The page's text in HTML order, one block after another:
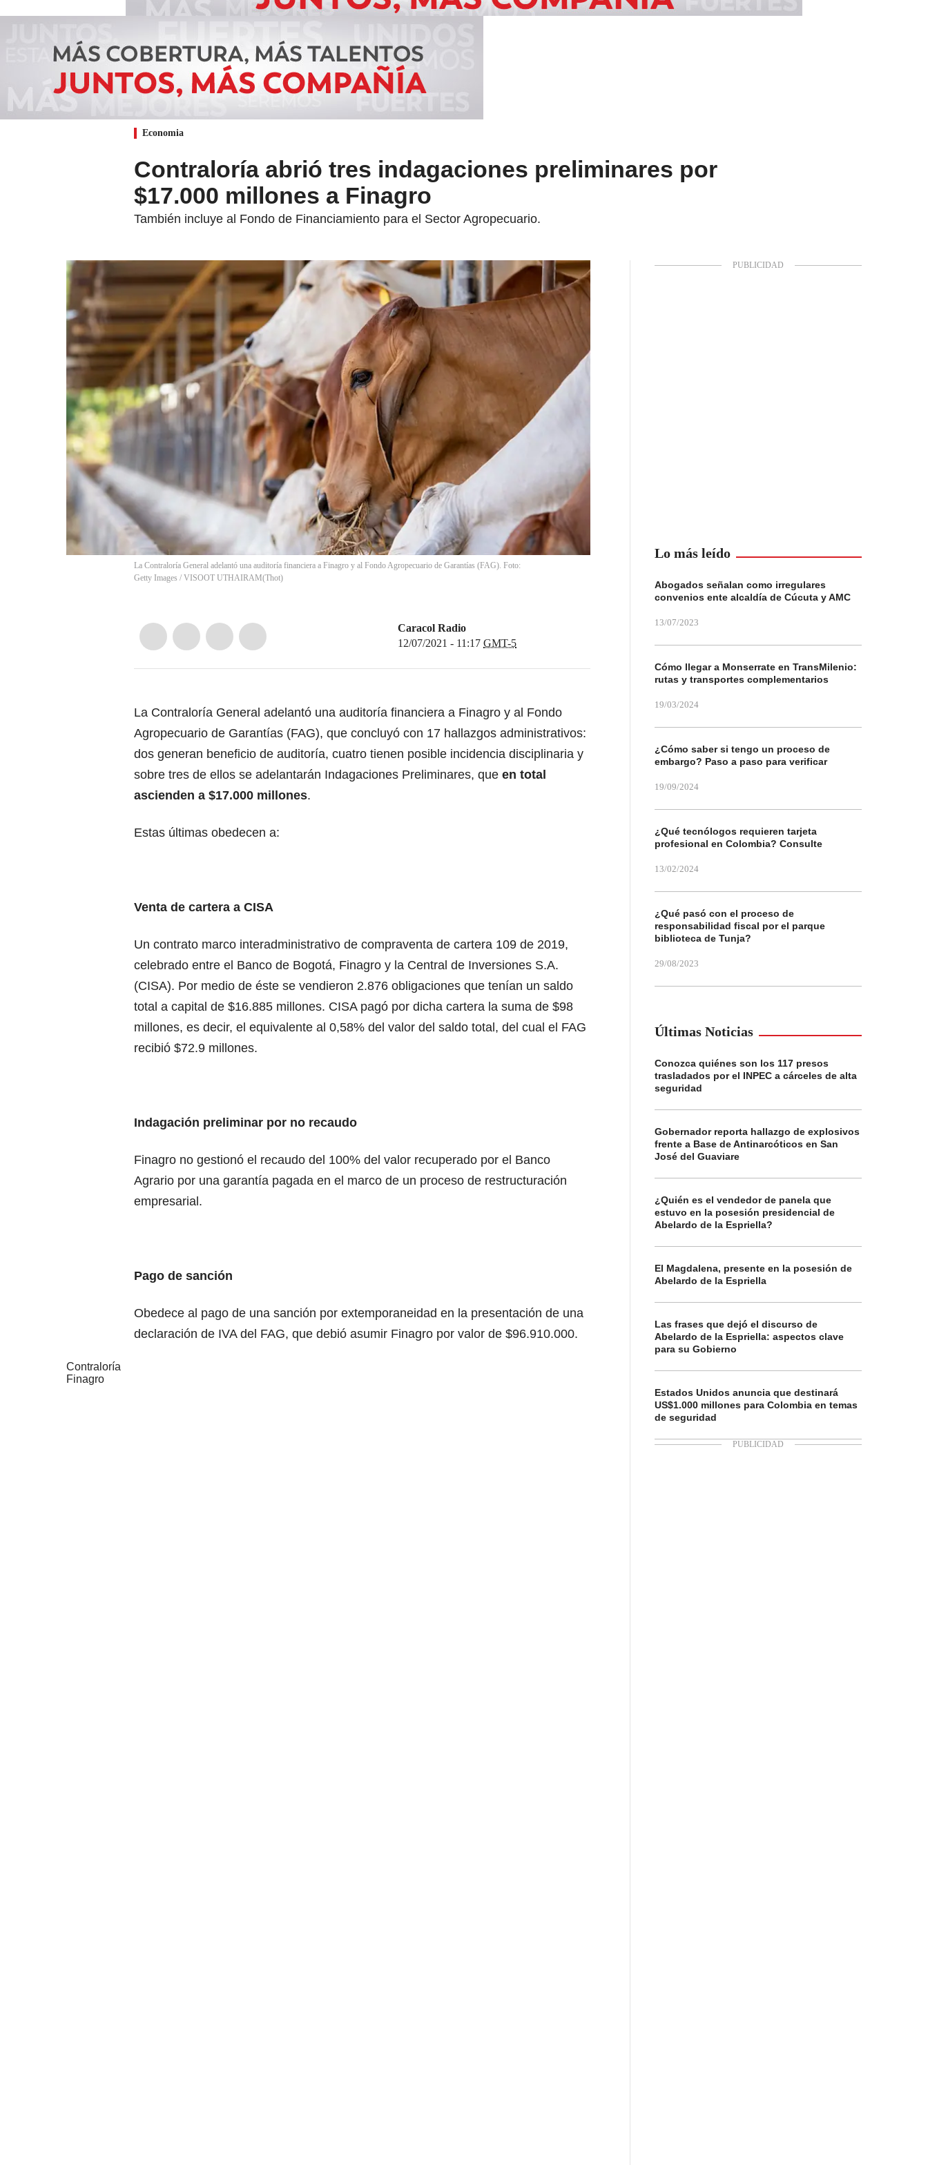
Economia
Contraloría abrió tres indagaciones preliminares por
$17.000 millones a Finagro
También incluye al Fondo de Financiamiento para el Sector Agropecuario.
La Contraloría General adelantó una auditoría financiera a Finagro y al Fondo Agropecuario de Garantías (FAG). Foto:
Getty Images / VISOOT UTHAIRAM(Thot)
Caracol Radio
12/07/2021 - 11:17 GMT-5
La Contraloría General adelantó una auditoría financiera a Finagro y al Fondo
Agropecuario de Garantías (FAG), que concluyó con 17 hallazgos administrativos:
dos generan beneficio de auditoría, cuatro tienen posible incidencia disciplinaria y
sobre tres de ellos se adelantarán Indagaciones Preliminares, que en total
ascienden a $17.000 millones.
Estas últimas obedecen a:
Venta de cartera a CISA
Un contrato marco interadministrativo de compraventa de cartera 109 de 2019,
celebrado entre el Banco de Bogotá, Finagro y la Central de Inversiones S.A.
(CISA). Por medio de éste se vendieron 2.876 obligaciones que tenían un saldo
total a capital de $16.885 millones. CISA pagó por dicha cartera la suma de $98
millones, es decir, el equivalente al 0,58% del valor del saldo total, del cual el FAG
recibió $72.9 millones.
Indagación preliminar por no recaudo
Finagro no gestionó el recaudo del 100% del valor recuperado por el Banco
Agrario por una garantía pagada en el marco de un proceso de restructuración
empresarial.
Pago de sanción
Obedece al pago de una sanción por extemporaneidad en la presentación de una
declaración de IVA del FAG, que debió asumir Finagro por valor de $96.910.000.
Contraloría
Finagro
Lo más leído
Abogados señalan como irregulares
convenios ente alcaldía de Cúcuta y AMC
13/07/2023
Cómo llegar a Monserrate en TransMilenio:
rutas y transportes complementarios
19/03/2024
¿Cómo saber si tengo un proceso de
embargo? Paso a paso para verificar
19/09/2024
¿Qué tecnólogos requieren tarjeta
profesional en Colombia? Consulte
13/02/2024
¿Qué pasó con el proceso de
responsabilidad fiscal por el parque
biblioteca de Tunja?
29/08/2023
Últimas Noticias
Conozca quiénes son los 117 presos
trasladados por el INPEC a cárceles de alta
seguridad
Gobernador reporta hallazgo de explosivos
frente a Base de Antinarcóticos en San
José del Guaviare
¿Quién es el vendedor de panela que
estuvo en la posesión presidencial de
Abelardo de la Espriella?
El Magdalena, presente en la posesión de
Abelardo de la Espriella
Las frases que dejó el discurso de
Abelardo de la Espriella: aspectos clave
para su Gobierno
Estados Unidos anuncia que destinará
US$1.000 millones para Colombia en temas
de seguridad